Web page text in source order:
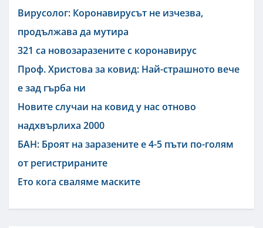
Вирусолог: Коронавирусът не изчезва,
продължава да мутира
321 са новозаразените с коронавирус
Проф. Христова за ковид: Най-страшното вече
е зад гърба ни
Новите случаи на ковид у нас отново
надхвърлиха 2000
БАН: Броят на заразените е 4-5 пъти по-голям
от регистрираните
Ето кога сваляме маските